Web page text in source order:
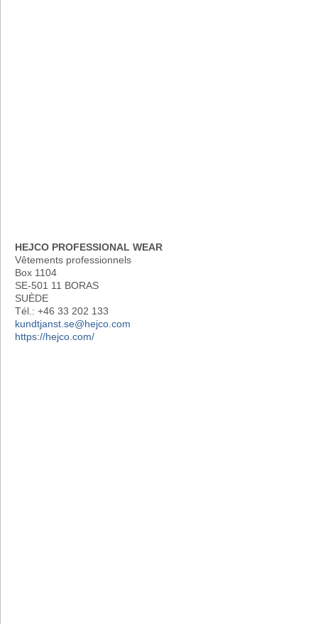
HEJCO PROFESSIONAL WEAR
Vêtements professionnels
Box 1104
SE-501 11 BORAS
SUÈDE
Tél.: +46 33 202 133
kundtjanst.se@hejco.com
https://hejco.com/